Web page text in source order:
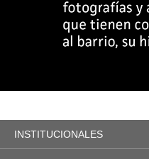
INSTITUCIONALES